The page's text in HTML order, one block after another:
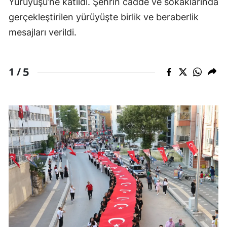
gerçekleştirilen yürüyüşte birlik ve beraberlik
mesajları verildi.
1 /5